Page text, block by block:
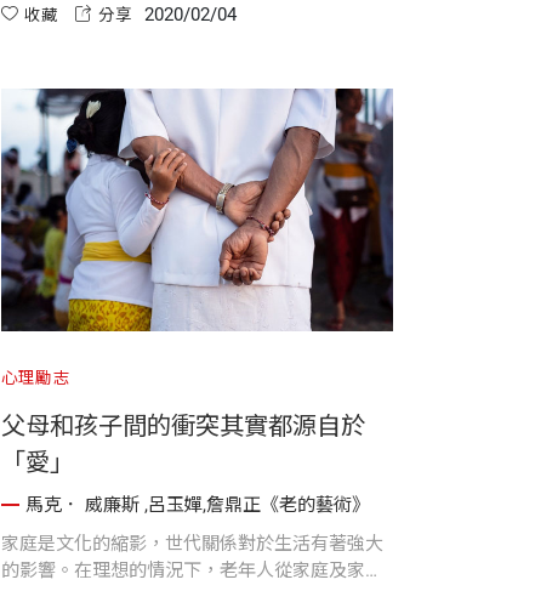
色，也愈來愈互不相同。
收藏 分享 2020/02/04
心理勵志
父母和孩子間的衝突其實都源自於
「愛」
馬克． 威廉斯 ,呂玉嬋,詹鼎正《老的藝術》
家庭是文化的縮影，世代關係對於生活有著強大
的影響。在理想的情況下，老年人從家庭及家庭